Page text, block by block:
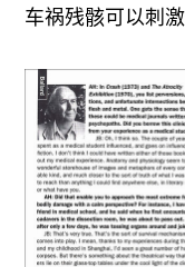
车祸残骸可以刺